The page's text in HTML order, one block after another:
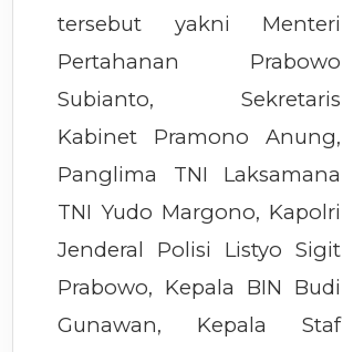
tersebut yakni Menteri
Pertahanan Prabowo
Subianto, Sekretaris
Kabinet Pramono Anung,
Panglima TNI Laksamana
TNI Yudo Margono, Kapolri
Jenderal Polisi Listyo Sigit
Prabowo, Kepala BIN Budi
Gunawan, Kepala Staf